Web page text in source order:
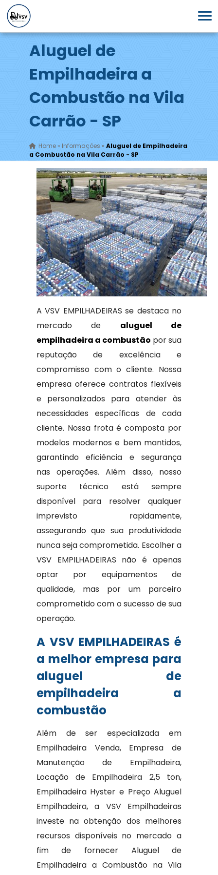
Aluguel de
Empilhadeira a
Combustão na Vila
Carrão - SP
Home» Informações » Aluguel de Empilhadeira
a Combustão na Vila Carrão - SP
A VSV EMPILHADEIRAS se destaca no
mercado de aluguel de
empilhadeira a combustão por sua
reputação de excelência e
compromisso com o cliente. Nossa
empresa oferece contratos flexíveis
e personalizados para atender às
necessidades específicas de cada
cliente. Nossa frota é composta por
modelos modernos e bem mantidos,
garantindo eficiência e segurança
nas operações. Além disso, nosso
suporte técnico está sempre
disponível para resolver qualquer
imprevisto rapidamente,
assegurando que sua produtividade
nunca seja comprometida. Escolher a
VSV EMPILHADEIRAS não é apenas
optar por equipamentos de
qualidade, mas por um parceiro
comprometido com o sucesso de sua
operação.
A VSV EMPILHADEIRAS é
a melhor empresa para
aluguel de
empilhadeira a
combustão
Além de ser especializada em
Empilhadeira Venda, Empresa de
Manutenção de Empilhadeira,
Locação de Empilhadeira 2,5 ton,
Empilhadeira Hyster e Preço Aluguel
Empilhadeira, a VSV Empilhadeiras
investe na obtenção dos melhores
recursos disponíveis no mercado a
fim de fornecer Aluguel de
Empilhadeira a Combustão na Vila